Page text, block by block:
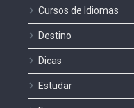
Cursos de Idiomas
Destino
Dicas
Estudar